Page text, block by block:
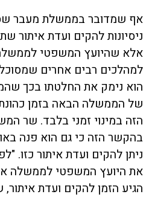
אף שמדובר בממשלת מעבר
ניסיונות להקים ועדת איתור
אלא שהיועץ המשפטי
למהלכים רבים אחרים
הוא נימק את החלטתו בכך
של הממשלה הבאה בזמן
הזה במינוי זמני בלבד. שר
בהקשר הזה כי גם הוא פנה
ניתן להקים ועדת איתור כזו.
את היועץ המשפטי לממשלה
הגיע הזמן להקים ועדת